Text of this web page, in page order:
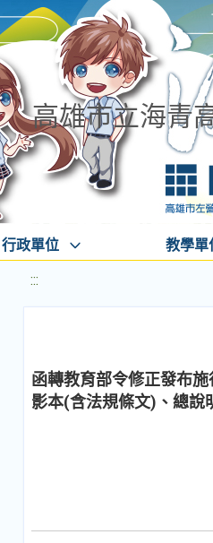
高雄市立海青
行政單位 教學單
:::
函轉教育部令修正發布
影本(含法規條文)、總